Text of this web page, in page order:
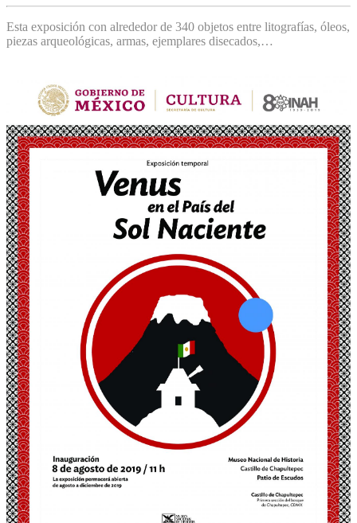
Esta exposición con alrededor de 340 objetos entre litografías, óleos,
piezas arqueológicas, armas, ejemplares disecados,…